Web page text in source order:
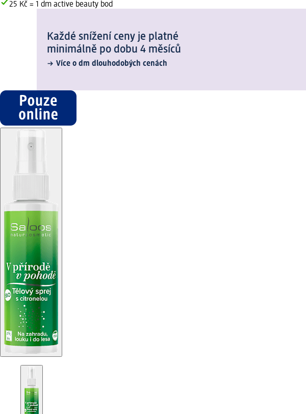
25 Kč = 1 dm active beauty bod
Každé snížení ceny je platné
minimálně po dobu 4 měsíců
Více o dm dlouhodobých cenách